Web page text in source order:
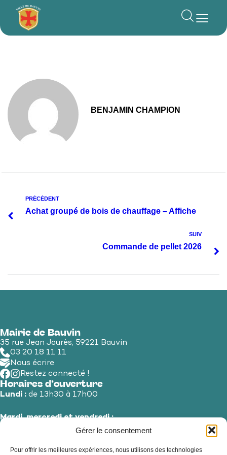
Gérer le consentement
Pour offrir les meilleures expériences, nous utilisons des technologies
principal
BENJAMIN CHAMPION
PRÉCÉDENT
Achat groupé de bois de chauffage – Affiche
SUIV
Commande de pellet 2026
Mairie de Bauvin
35 rue Jean Jaurès, 59221 Bauvin
03 20 18 11 11
Nous écrire
Restez connecté !
Horaires d’ouverture
Lundi : de 13h30 à 17h00
Mardi, mercredi et vendredi :
de 8h30 à 12h00 et de 13h30 à 17h00
Jeudi et samedi :de 8h30 à 12h00